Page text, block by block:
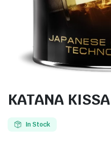
KATANA
In Stock